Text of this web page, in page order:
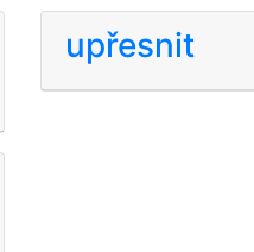
upřesnit